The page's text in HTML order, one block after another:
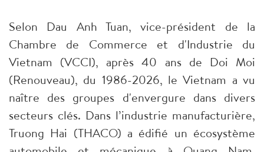
Selon Dau Anh Tuan, vice-président de la
Chambre de Commerce et d'Industrie du
Vietnam (VCCI), après 40 ans de Doi Moi
(Renouveau), du 1986-2026, le Vietnam a vu
naître des groupes d'envergure dans divers
secteurs clés. Dans l’industrie manufacturière,
Truong Hai (THACO) a édifié un écosystème